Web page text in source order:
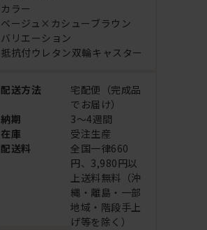
カラー
ベージュ×カシューブラウン
バリエーション
抵抗付ウレタン双輪キャスター
配送方法
宅配便（完成品
でお届け）
納期
3～4週間
在庫
受注生産
配送料
全国一律660
円、3,980円以
上送料無料（沖
縄・離島・一部
地域・階段手上
げ等を除く）